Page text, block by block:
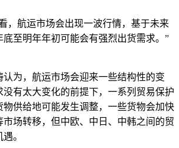
，航运市场会出现一波行情，基于未来
底至明年年初可能会有强烈出货需求。”
认为，航运市场会迎来一些结构性的变
有太大变化的前提下，一系列贸易保护
物供给地可能发生调整，一些货物会加快
市场转移，但中欧、中日、中韩之间的贸
。